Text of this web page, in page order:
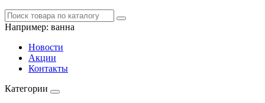
Например: ванна
Новости
Акции
Контакты
Категории